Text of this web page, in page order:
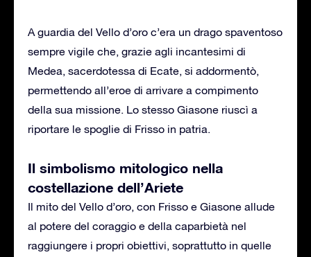
A guardia del Vello d’oro c’era un drago spaventoso
sempre vigile che, grazie agli incantesimi di
Medea, sacerdotessa di Ecate, si addormentò,
permettendo all’eroe di arrivare a compimento
della sua missione. Lo stesso Giasone riuscì a
riportare le spoglie di Frisso in patria.
Il simbolismo mitologico nella
costellazione dell’Ariete
Il mito del Vello d’oro, con Frisso e Giasone allude
al potere del coraggio e della caparbietà nel
raggiungere i propri obiettivi, soprattutto in quelle